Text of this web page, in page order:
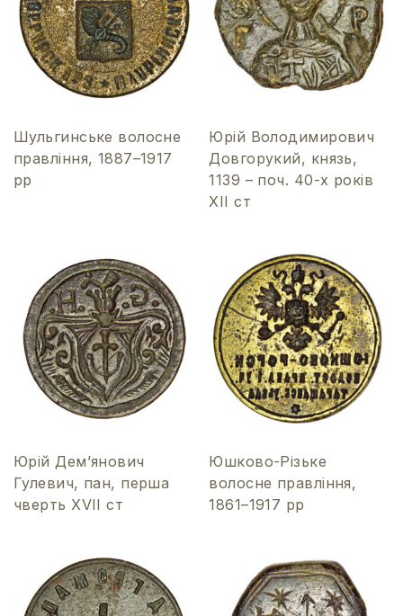
Шульгинське волосне
правління, 1887–1917
рр
Юрій Володимирович
Довгорукий, князь,
1139 – поч. 40-х років
ХІІ ст
Юрій Дем’янович
Гулевич, пан, перша
чверть XVІI ст
Юшково-Різьке
волосне правління,
1861–1917 рр